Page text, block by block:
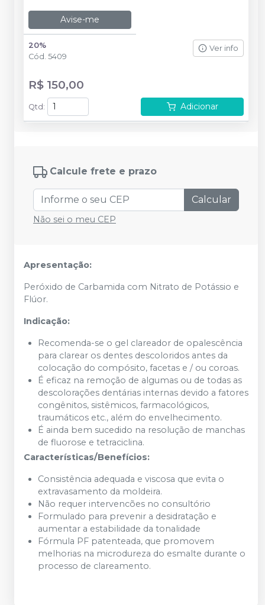
Avise-me
20%
Cód. 5409
Ver info
R$ 150,00
Qtd: Adicionar
Calcule frete e prazo
Calcular
Não sei o meu CEP
Apresentação:
Peróxido de Carbamida com Nitrato de Potássio e
Flúor.
Indicação:
Recomenda-se o gel clareador de opalescência
para clarear os dentes descoloridos antes da
colocação do compósito, facetas e / ou coroas.
É eficaz na remoção de algumas ou de todas as
descolorações dentárias internas devido a fatores
congênitos, sistêmicos, farmacológicos,
traumáticos etc., além do envelhecimento.
É ainda bem sucedido na resolução de manchas
de fluorose e tetraciclina.
Características/Benefícios:
Consistência adequada e viscosa que evita o
extravasamento da moldeira.
Não requer intervencões no consultório
Formulado para prevenir a desidratação e
aumentar a estabilidade da tonalidade
Fórmula PF patenteada, que promovem
melhorias na microdureza do esmalte durante o
processo de clareamento.